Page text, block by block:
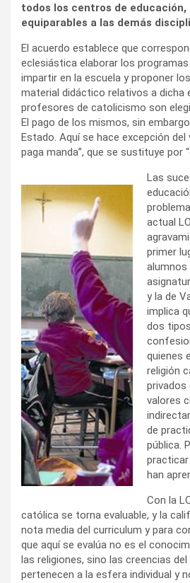
todos los centros de educación,
equiparables a las demás
El acuerdo establece que
eclesiástica elaborar los
impartir en la escuela y proponer
material didáctico relativos a dicha
profesores de catolicismo son
El pago de los mismos, sin
Estado. Aquí se hace excepción del
paga manda”, que se sustituye por
Las
actual
primer
alumnos
y la de
implica
dos
quienes
religión
privados
valores
de
pública.
han
Con la
católica se torna evaluable, y la
nota media del curriculum y para
que aquí se evalúa no es el
las religiones, sino las creencias del
pertenecen a la esfera individual y